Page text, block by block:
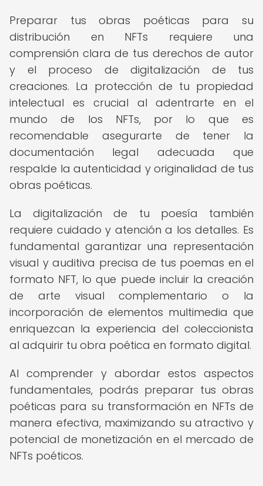
Preparar tus obras poéticas para su
distribución en NFTs requiere una
comprensión clara de tus derechos de autor
y el proceso de digitalización de tus
creaciones. La protección de tu propiedad
intelectual es crucial al adentrarte en el
mundo de los NFTs, por lo que es
recomendable asegurarte de tener la
documentación legal adecuada que
respalde la autenticidad y originalidad de tus
obras poéticas.
La digitalización de tu poesía también
requiere cuidado y atención a los detalles. Es
fundamental garantizar una representación
visual y auditiva precisa de tus poemas en el
formato NFT, lo que puede incluir la creación
de arte visual complementario o la
incorporación de elementos multimedia que
enriquezcan la experiencia del coleccionista
al adquirir tu obra poética en formato digital.
Al comprender y abordar estos aspectos
fundamentales, podrás preparar tus obras
poéticas para su transformación en NFTs de
manera efectiva, maximizando su atractivo y
potencial de monetización en el mercado de
NFTs poéticos.